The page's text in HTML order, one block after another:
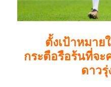
ตั้งเป้าหมาย
กระตือรือร้นที่จะ
ดาวรุ่